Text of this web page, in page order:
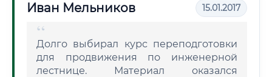
Иван Мельников 15.01.2017
Долго выбирал курс переподготовки
для продвижения по инженерной
лестнице. Материал оказался